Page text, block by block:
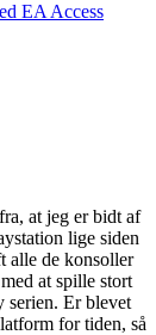
EA Access
at jeg er bidt af
lige siden
alle de konsoller
at spille stort
serien. Er blevet
for tiden, så